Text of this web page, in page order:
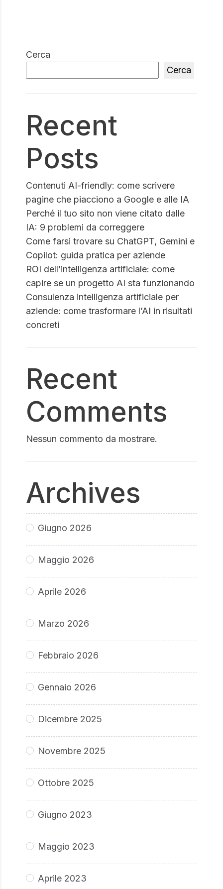
Cerca
Cerca
Recent
Posts
Contenuti AI-friendly: come scrivere
pagine che piacciono a Google e alle IA
Perché il tuo sito non viene citato dalle
IA: 9 problemi da correggere
Come farsi trovare su ChatGPT, Gemini e
Copilot: guida pratica per aziende
ROI dell’intelligenza artificiale: come
capire se un progetto AI sta funzionando
Consulenza intelligenza artificiale per
aziende: come trasformare l’AI in risultati
concreti
Recent
Comments
Nessun commento da mostrare.
Archives
Giugno 2026
Maggio 2026
Aprile 2026
Marzo 2026
Febbraio 2026
Gennaio 2026
Dicembre 2025
Novembre 2025
Ottobre 2025
Giugno 2023
Maggio 2023
Aprile 2023